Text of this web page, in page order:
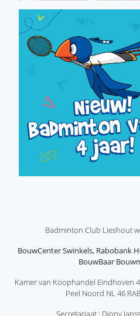
Badminton Club Lieshout
BouwCenter Swinkels, Rabobank
BouwBaar
Kamer van Koophandel Eindhoven
Peel Noord NL 46
Secretariaat : Diony